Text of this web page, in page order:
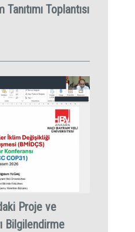
Toplantısı
Proje ve
Bilgilendirme